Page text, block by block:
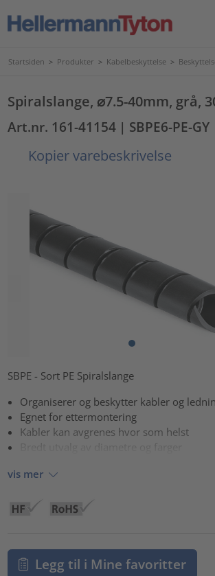
Startsiden > Produkter > Kabelbeskyttelse >
Spiralslange, ⌀7.5-40mm, grå,
Art.nr. 161-41154 | SBPE6-PE-GY
Kopier varebeskrivelse
SBPE - Sort PE Spiralslange
Organiserer og beskytter kabler og
Egnet for ettermontering
Kabler kan avgrenes hvor som helst
Bredt utvalg av diametre og farger
vis mer
Legg til i Mine favoritter